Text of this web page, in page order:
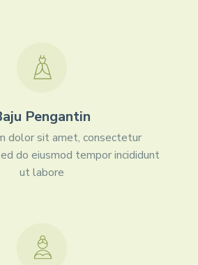
Pengantin
dolor sit amet, consectetur
do eiusmod tempor incididunt
ut labore